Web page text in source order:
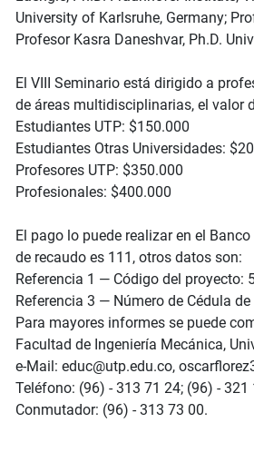
University of Karlsruhe, Germany;
Profesor Kasra Daneshvar, Ph.D.
El VIII Seminario está dirigido a
de áreas multidisciplinarias, el valor
Estudiantes UTP: $150.000
Estudiantes Otras Universidades:
Profesores UTP: $350.000
Profesionales: $400.000
El pago lo puede realizar en el
de recaudo es 111, otros datos son:
Referencia 1 — Código del proyecto:
Referencia 3 — Número de Cédula
Para mayores informes se puede
Facultad de Ingeniería Mecánica,
e-Mail: educ@utp.edu.co,
Teléfono: (96) - 313 71 24; (96) - 321
Conmutador: (96) - 313 73 00.